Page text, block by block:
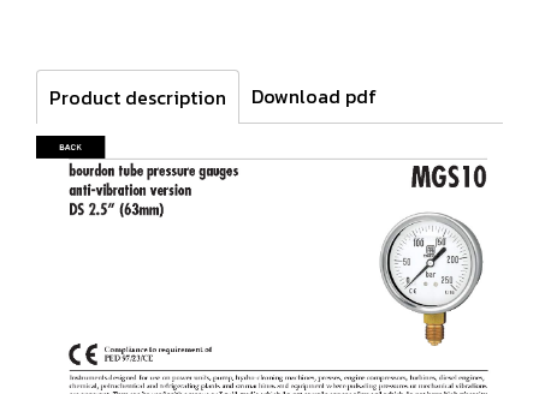
Product description Download pdf